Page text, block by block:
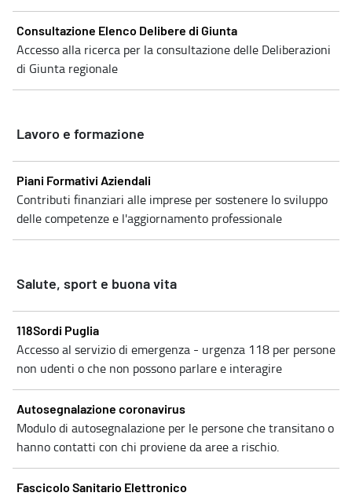
Consultazione Elenco Delibere di Giunta
Accesso alla ricerca per la consultazione delle Deliberazioni
di Giunta regionale
Lavoro e formazione
Piani Formativi Aziendali
Contributi finanziari alle imprese per sostenere lo sviluppo
delle competenze e l'aggiornamento professionale
Salute, sport e buona vita
118Sordi Puglia
Accesso al servizio di emergenza - urgenza 118 per persone
non udenti o che non possono parlare e interagire
Autosegnalazione coronavirus
Modulo di autosegnalazione per le persone che transitano o
hanno contatti con chi proviene da aree a rischio.
Fascicolo Sanitario Elettronico